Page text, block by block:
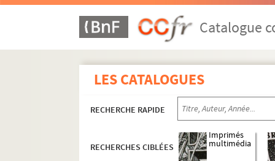
Catalogue
LES CATALOGUES
RECHERCHE RAPIDE
RECHERCHES CIBLÉES
Imprimés
multimédia
ORG C.13/1. Partitions de Magnin,
ORG C.13/1. Partitions de Mailfait,
ORG C.13/1. Partitions de Maire,
ORG C.13/1. Partitions de Mame,
ORG C.13/1. Partitions de Mancini,
ORG C.13/1. Partitions de
ORG C.13/1. Partitions de